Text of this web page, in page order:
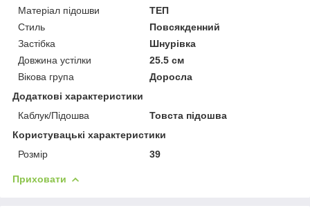
Матеріал підошви
ТЕП
Стиль
Повсякденний
Застібка
Шнурівка
Довжина устілки
25.5 см
Вікова група
Доросла
Додаткові характеристики
Каблук/Підошва
Товста підошва
Користувацькі характеристики
Розмір
39
Приховати